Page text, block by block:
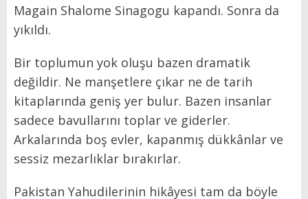
Magain Shalome Sinagogu kapandı. Sonra da
yıkıldı.
Bir toplumun yok oluşu bazen dramatik
değildir. Ne manşetlere çıkar ne de tarih
kitaplarında geniş yer bulur. Bazen insanlar
sadece bavullarını toplar ve giderler.
Arkalarında boş evler, kapanmış dükkânlar ve
sessiz mezarlıklar bırakırlar.
Pakistan Yahudilerinin hikâyesi tam da böyle